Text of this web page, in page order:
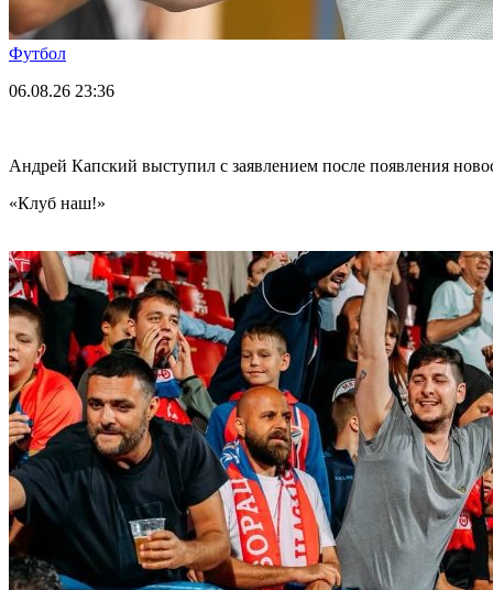
Футбол
06.08.26 23:36
Андрей Капский выступил с заявлением после появления
«Клуб наш!»